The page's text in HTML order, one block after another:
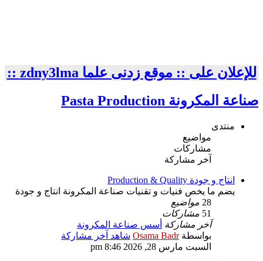
للإعلان على :: موقع زدنى علما zdny3lma ::
صناعة المكرونة Pasta Production
منتدى
مواضيع
مشاركات
آخر مشاركة
انتاج و جودة Production & Quality
يضم ما يخص فنيات و تقنيات صناعة المكرونة انتاج و جودة
28 مواضيع
51 مشاركات
آخر مشاركة أسس صناعة المكرونة
بواسطةOsama Badr شاهد آخر مشاركة
السبت مارس 28, 2026 8:46 pm